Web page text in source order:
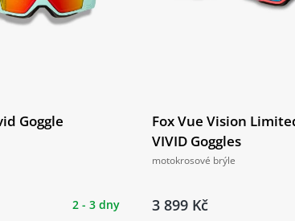
Goggle
2 - 3 dny
Fox Vue Vision
VIVID Goggles
motokrosové brýle
3 899 Kč